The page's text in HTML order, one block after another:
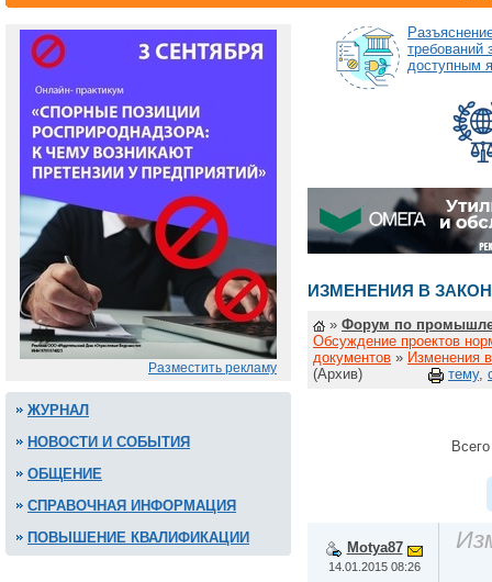
Разместить рекламу
ЖУРНАЛ
НОВОСТИ И СОБЫТИЯ
ОБЩЕНИЕ
СПРАВОЧНАЯ ИНФОРМАЦИЯ
ПОВЫШЕНИЕ КВАЛИФИКАЦИИ
требований
доступным
ИЗМЕНЕНИЯ В
» Форум по
Обсуждение проектов
документов » Изменения
(Архив)
тему,
Motya87
14.01.2015 08:26